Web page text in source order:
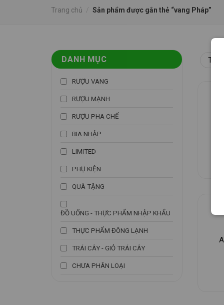
Trang chủ / Sản phẩm được gắn thẻ “vang Pháp”
DANH MỤC
RƯỢU VANG
RƯỢU MẠNH
RƯỢU PHA CHẾ
BIA NHẬP
LIMITED
PHỤ KIỆN
QUÀ TẶNG
ĐỒ UỐNG - THỰC PHẨM NHẬP KHẨU
THỰC PHẨM ĐÔNG LẠNH
TRÁI CÂY - GIỎ TRÁI CÂY
CHƯA PHÂN LOẠI